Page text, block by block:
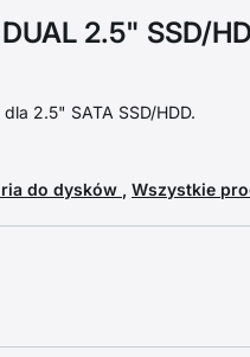
2.5" SSD/
2.5" SATA SSD/HDD.
do dysków , Wszystkie